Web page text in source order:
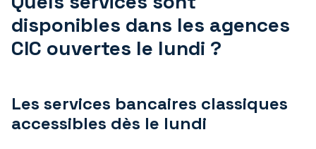
disponibles dans les agences
CIC ouvertes le lundi ?
Les services bancaires classiques
accessibles dès le lundi